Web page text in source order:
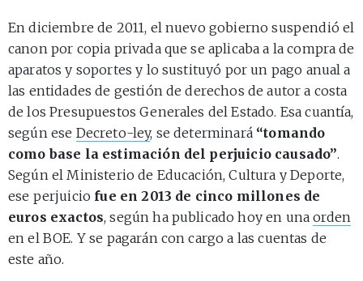
En diciembre de 2011, el nuevo gobierno suspendió el
canon por copia privada que se aplicaba a la compra de
aparatos y soportes y lo sustituyó por un pago anual a
las entidades de gestión de derechos de autor a costa
de los Presupuestos Generales del Estado. Esa cuantía,
según ese Decreto-ley, se determinará “tomando
como base la estimación del perjuicio causado”.
Según el Ministerio de Educación, Cultura y Deporte,
ese perjuicio fue en 2013 de cinco millones de
euros exactos, según ha publicado hoy en unaorden
en el BOE. Y se pagarán con cargo a las cuentas de
este año.